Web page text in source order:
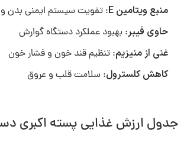
منبع ویتامین E
: تقویت سیستم ایمنی
حاوی فیبر: بهبود عملکرد دستگاه گوارش
غنی از منیزیم: تنظیم قند خون و فشار خون
کاهش کلسترول: سلامت قلب و عروق
جدول ارزش غذایی پسته اکبری دستچین